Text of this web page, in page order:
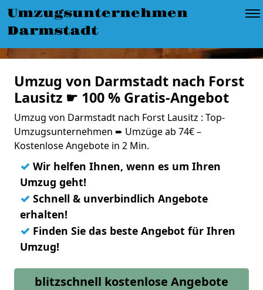
Umzugsunternehmen
Darmstadt
Umzug von Darmstadt nach Forst
Lausitz ☛ 100 % Gratis-Angebot
Umzug von Darmstadt nach Forst Lausitz : Top-
Umzugsunternehmen ➨ Umzüge ab 74€ –
Kostenlose Angebote in 2 Min.
✓ Wir helfen Ihnen, wenn es um Ihren
Umzug geht!
✓ Schnell & unverbindlich Angebote
erhalten!
✓ Finden Sie das beste Angebot für Ihren
Umzug!
blitzschnell kostenlose Angebote